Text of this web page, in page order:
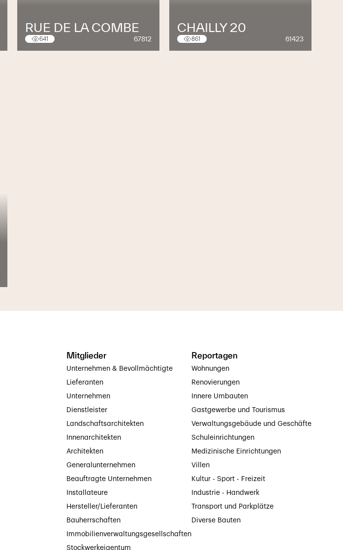
RUE DE LA COMBE
641 67812
CHAILLY 20
861 61423
Mitglieder
Unternehmen & Bevollmächtigte
Lieferanten
Unternehmen
Dienstleister
Landschaftsarchitekten
Innenarchitekten
Architekten
Generalunternehmen
Beauftragte Unternehmen
Installateure
Hersteller/Lieferanten
Bauherrschaften
Immobilienverwaltungsgesellschaften
Stockwerkeigentum
Reportagen
Wohnungen
Renovierungen
Innere Umbauten
Gastgewerbe und Tourismus
Verwaltungsgebäude und Geschäfte
Schuleinrichtungen
Medizinische Einrichtungen
Villen
Kultur - Sport - Freizeit
Industrie - Handwerk
Transport und Parkplätze
Diverse Bauten